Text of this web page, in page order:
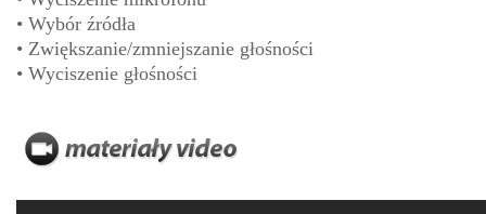
• Wybór źródła
• Zwiększanie/zmniejszanie głośności
• Wyciszenie głośności